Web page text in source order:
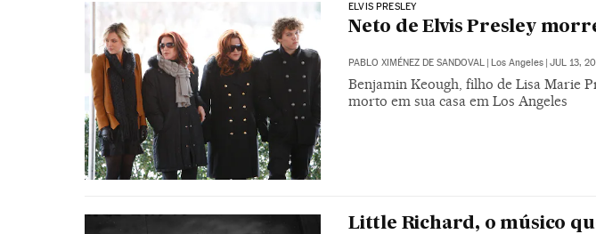
ELVIS PRESLEY
Neto de Elvis Presley
PABLO XIMÉNEZ DE SANDOVAL Los Angeles JUL 13,
Benjamin Keough, filho de Lisa Marie
morto em sua casa em Los Angeles
Little Richard, o músico